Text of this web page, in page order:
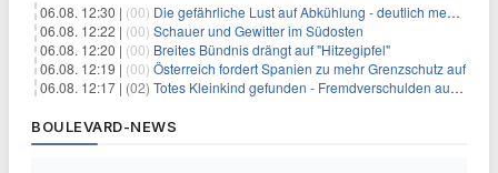
06.08. 12:30 | (00) Die gefährliche Lust auf Abkühlung - deutlich mehr Badetote
06.08. 12:22 | (00) Schauer und Gewitter im Südosten
06.08. 12:20 | (00) Breites Bündnis drängt auf "Hitzegipfel"
06.08. 12:19 | (00) Österreich fordert Spanien zu mehr Grenzschutz auf
06.08. 12:17 | (02) Totes Kleinkind gefunden - Fremdverschulden ausgeschlossen
BOULEVARD-NEWS